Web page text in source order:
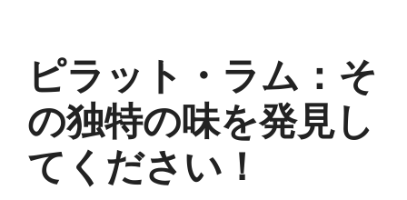
ュ
ー
ピラット・ラム：そ
の独特の味を発見し
てください！